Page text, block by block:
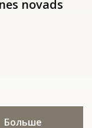
novads
Больше